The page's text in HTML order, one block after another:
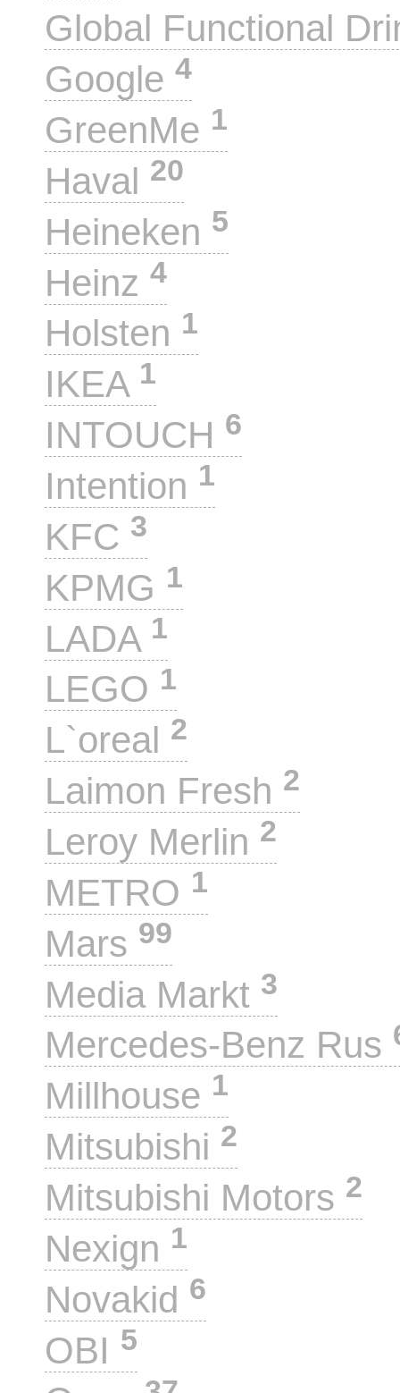
Global Functional
Google 4
GreenMe 1
Haval 20
Heineken 5
Heinz 4
Holsten 1
IKEA 1
INTOUCH 6
Intention 1
KFC 3
KPMG 1
LADA 1
LEGO 1
L`oreal 2
Laimon Fresh 2
Leroy Merlin 2
METRO 1
Mars 99
Media Markt 3
Mercedes-Benz Rus
Millhouse 1
Mitsubishi 2
Mitsubishi Motors 2
Nexign 1
Novakid 6
OBI 5